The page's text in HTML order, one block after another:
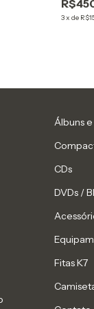
3x de
Álbuns
CDs
DVDs /
Fitas K7